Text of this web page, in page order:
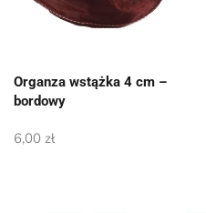
Organza wstążka 4 cm –
bordowy
6,00 zł